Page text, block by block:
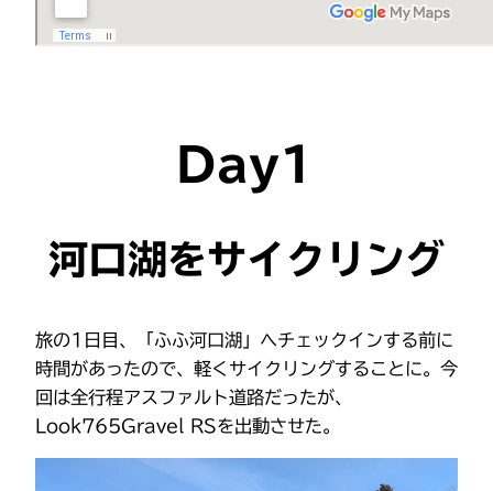
Day1
河口湖をサイクリング
旅の1日目、「ふふ河口湖」へチェックインする前に
時間があったので、軽くサイクリングすることに。今
回は全行程アスファルト道路だったが、
Look765Gravel RSを出動させた。